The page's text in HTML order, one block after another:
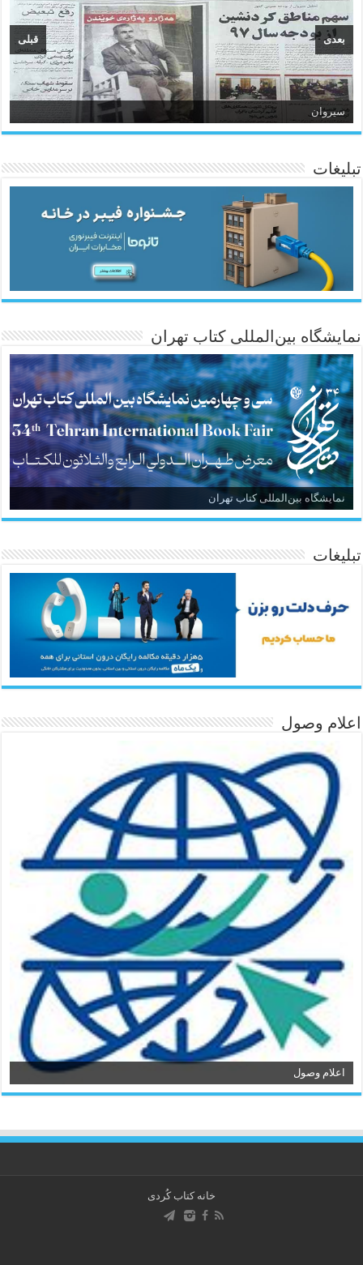
سیروان
ئاژانسی هەواڵی مێهر
قبلی بعدی
تبلیغات
نمایشگاه بین‌المللی کتاب تهران
نمایشگاه بین‌المللی کتاب تهران
تبلیغات
اعلام وصول
اعلام وصول
خانه کتاب كُردی